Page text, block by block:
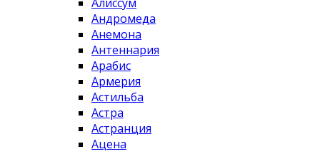
Андромеда
Анемона
Антеннария
Арабис
Армерия
Астильба
Астра
Астранция
Ацена